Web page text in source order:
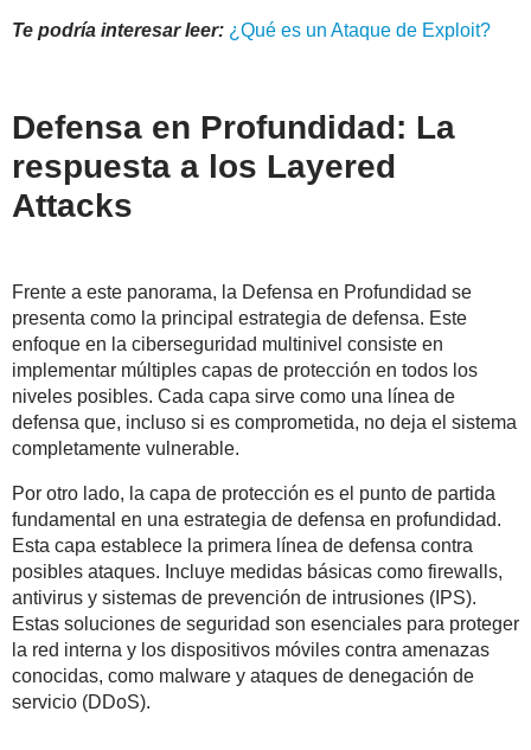
Te podría interesar leer: ¿Qué es un Ataque de Exploit?
Defensa en Profundidad: La
respuesta a los Layered
Attacks
Frente a este panorama, la Defensa en Profundidad se
presenta como la principal estrategia de defensa. Este
enfoque en la ciberseguridad multinivel consiste en
implementar múltiples capas de protección en todos los
niveles posibles. Cada capa sirve como una línea de
defensa que, incluso si es comprometida, no deja el sistema
completamente vulnerable.
Por otro lado, la capa de protección es el punto de partida
fundamental en una estrategia de defensa en profundidad.
Esta capa establece la primera línea de defensa contra
posibles ataques. Incluye medidas básicas como firewalls,
antivirus y sistemas de prevención de intrusiones (IPS).
Estas soluciones de seguridad son esenciales para proteger
la red interna y los dispositivos móviles contra amenazas
conocidas, como malware y ataques de denegación de
servicio (DDoS).